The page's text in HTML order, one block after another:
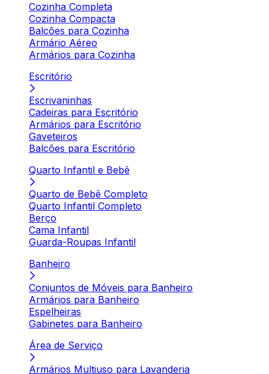
Cozinha Completa
Cozinha Compacta
Balcões para Cozinha
Armário Aéreo
Armários para Cozinha
Escritório
Escrivaninhas
Cadeiras para Escritório
Armários para Escritório
Gaveteiros
Balcões para Escritório
Quarto Infantil e Bebê
Quarto de Bebê Completo
Quarto Infantil Completo
Berço
Cama Infantil
Guarda-Roupas Infantil
Banheiro
Conjuntos de Móveis para Banheiro
Armários para Banheiro
Espelheiras
Gabinetes para Banheiro
Área de Serviço
Armários Multiuso para Lavanderia